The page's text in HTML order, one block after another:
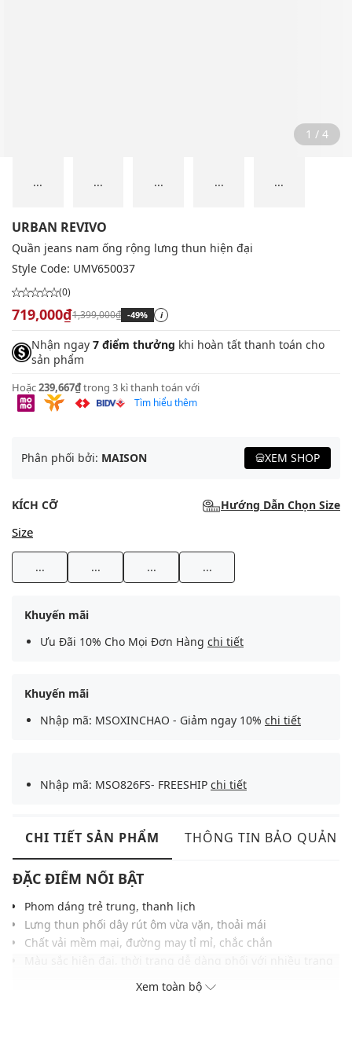
2 / 4
... ... ... ... ...
URBAN REVIVO
Quần jeans nam ống rộng lưng thun hiện đại
Style Code: UMV650037
(0)
719,000₫1,399,000₫ -49% i
Nhận ngay 7 điểm thưởng khi hoàn tất thanh toán cho
sản phẩm
Hoặc239,667₫trong 3 kì thanh toán với
Tìm hiểu thêm
Phân phối bởi: MAISON XEM SHOP
KÍCH CỠ Hướng Dẫn Chọn Size
Size
... ... ... ...
Khuyến mãi
Ưu Đãi 10% Cho Mọi Đơn Hàng chi tiết
Khuyến mãi
Nhập mã: MSOXINCHAO - Giảm ngay 10% chi tiết
Nhập mã: MSO826FS- FREESHIP chi tiết
CHI TIẾT SẢN PHẨM THÔNG TIN BẢO QUẢN
ĐẶC ĐIỂM NỔI BẬT
Phom dáng trẻ trung, thanh lịch
Lưng thun phối dây rút ôm vừa vặn, thoải mái
Chất vải mềm mại, đường may tỉ mỉ, chắc chắn
Xem toàn bộ